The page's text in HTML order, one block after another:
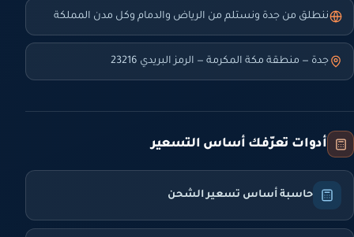
ننطلق من جدة ونستلم من الرياض والدمام وكل مدن المملكة
جدة — منطقة مكة المكرمة — الرمز البريدي 23216
أدوات تعرّفك أساس التسعير
حاسبة أساس تسعير الشحن